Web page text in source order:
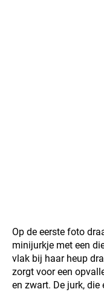
Op de eerste foto
minijurkje met een
vlak bij haar heup
zorgt voor een
en zwart. De jurk,